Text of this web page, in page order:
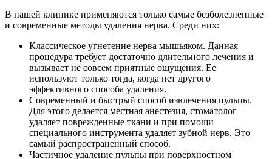
В нашей клинике применяются только самые безболезненные
и современные методы удаления нерва. Среди них:
Классическое угнетение нерва мышьяком. Данная
процедура требует достаточно длительного лечения и
вызывает не совсем приятные ощущения. Ее
используют только тогда, когда нет другого
эффективного способа удаления.
Современный и быстрый способ извлечения пульпы.
Для этого делается местная анестезия, стоматолог
удаляет поврежденные ткани и при помощи
специального инструмента удаляет зубной нерв. Это
самый распространенный способ.
Частичное удаление пульпы при поверхностном